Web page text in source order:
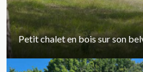
Petit chalet en bois sur son